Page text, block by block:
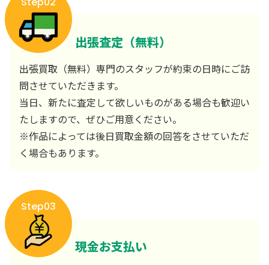
出張査定（無料）
出張買取（無料）専門のスタッフが約束の日時にご訪
問させていただきます。
当日、新たに査定して欲しいものがある場合も歓迎い
たしますので、ぜひご用意ください。
※作品によっては後日買取金額の回答をさせていただ
く場合もあります。
Step03
現金お支払い